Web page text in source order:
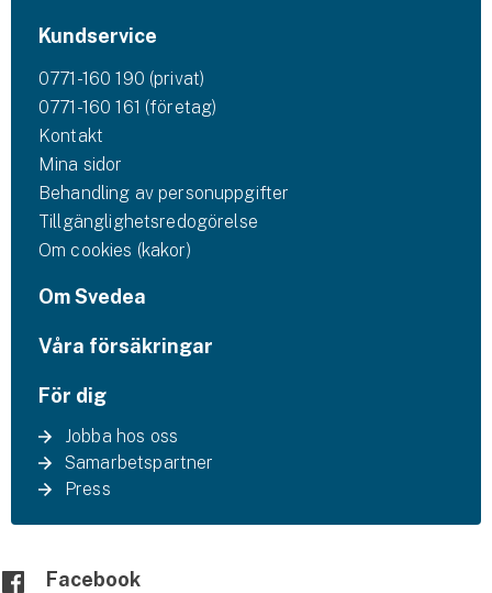
Kundservice
0771-160 190 (privat)
0771-160 161 (företag)
Kontakt
Mina sidor
Behandling av personuppgifter
Tillgänglighetsredogörelse
Om cookies (kakor)
Om Svedea
Våra försäkringar
För dig
Jobba hos oss
Samarbetspartner
Press
Facebook